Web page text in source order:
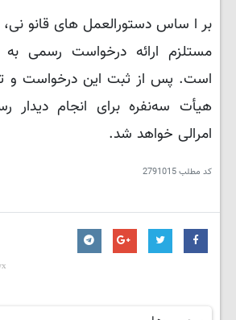
بر اساس دستورالعمل‌های
مستلزم ارائه درخواست رسمی به
است. پس از ثبت این درخواست و
هیأت سه‌نفره برای انجام دیدار
امرالی خواهد شد.
کد مطلب2791015